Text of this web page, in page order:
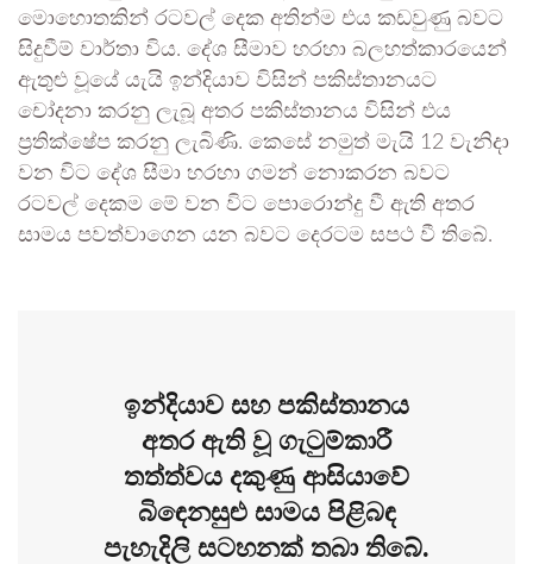
මොහොතකින් රටවල් දෙක අතින්ම එය කඩවුණු බවට
සිදුවීම් වාර්තා විය. දේශ සීමාව හරහා බලහත්කාරයෙන්
ඇතුළු වූයේ යැයි ඉන්දියාව විසින් පකිස්තානයට
චෝදනා කරනු ලැබූ අතර පකිස්තානය විසින් එය
ප්‍රතික්ෂේප කරනු ලැබිණි. කෙසේ නමුත් මැයි 12 වැනිදා
වන විට දේශ සීමා හරහා ගමන් නොකරන බවට
රටවල් දෙකම මේ වන විට පොරොන්දු වී ඇති අතර
සාමය පවත්වාගෙන යන බවට දෙරටම සපථ වී තිබේ.
ඉන්දියාව සහ පකිස්තානය
අතර ඇති වූ ගැටුම්කාරී
තත්ත්වය දකුණු ආසියාවේ
බිඳෙනසුළු සාමය පිළිබඳ
පැහැදිලි සටහනක් තබා තිබේ.